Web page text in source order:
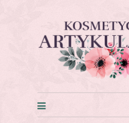
Kosmetyczna Artykularnia